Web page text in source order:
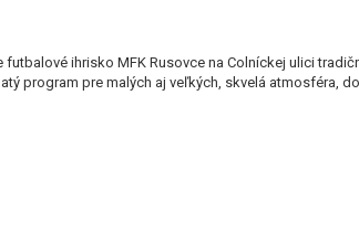
futbalové ihrisko MFK Rusovce na Colníckej ulici
program pre malých aj veľkých, skvelá atmosféra,